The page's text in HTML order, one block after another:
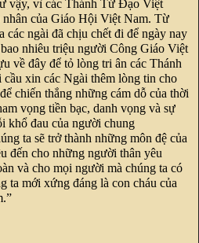
vậy, vì các Thánh Tử Đạo Việt
của Giáo Hội Việt Nam. Từ
ngài đã chịu chết đi để ngày nay
nhiêu triệu người Công Giáo Việt
về đây để tỏ lòng tri ân các Thánh
xin các Ngài thêm lòng tin cho
chiến thắng những cám dỗ của thời
vọng tiền bạc, danh vọng và sự
khổ đau của người chung
ta sẽ trở thành những môn đệ của
đến cho những người thân yêu
và cho mọi người mà chúng ta có
ta mới xứng đáng là con cháu của